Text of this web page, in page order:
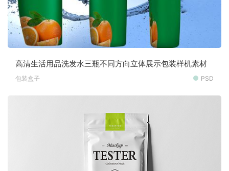
高清生活用品洗发水三瓶不同方向立体展示包装样机素材
包装盒子 PSD